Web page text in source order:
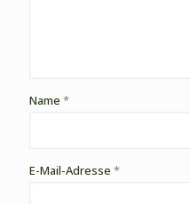
Name *
E-Mail-Adresse *